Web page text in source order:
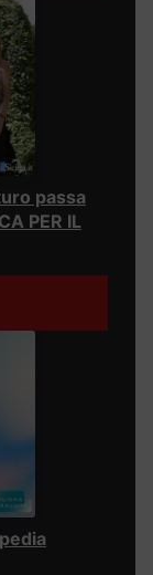
passa
PER IL